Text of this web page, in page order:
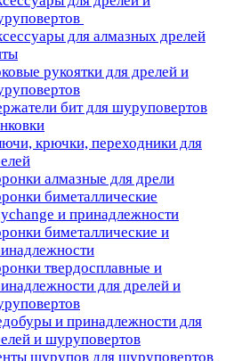
для алмазных дрелей
рукоятки для дрелей и
бит для шуруповертов
крючки, переходники для
алмазные для дрели
биметаллические
и принадлежности
биметаллические и
твердосплавные и
для дрелей и
и принадлежности для
и шуруповертов
шурупов для шуруповертов